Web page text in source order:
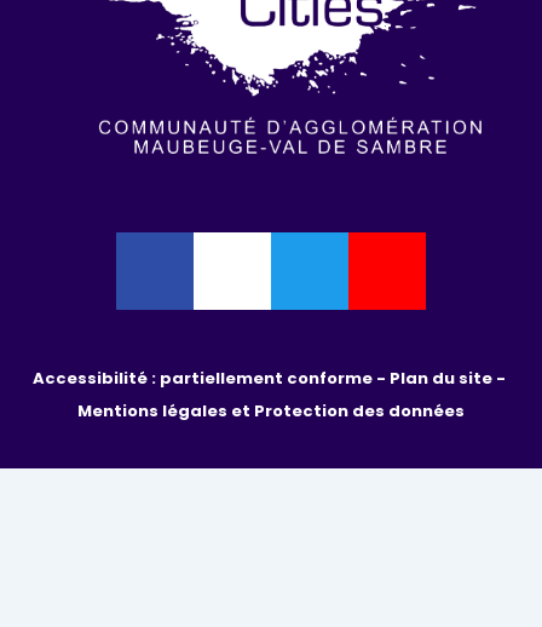
Accessibilité : partiellement conforme -
Mentions légales et Protection des données